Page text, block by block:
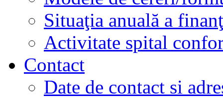
Situaţia anuală a
Activitate spital
Contact
Date de contact si